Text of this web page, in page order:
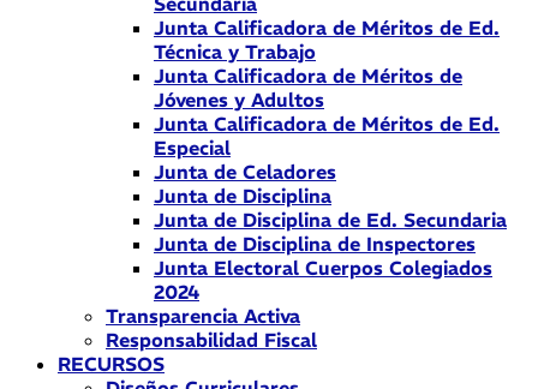
Junta Calificadora de Méritos de Ed.
Técnica y Trabajo
Junta Calificadora de Méritos de
Jóvenes y Adultos
Junta Calificadora de Méritos de Ed.
Especial
Junta de Celadores
Junta de Disciplina
Junta de Disciplina de Ed. Secundaria
Junta de Disciplina de Inspectores
Junta Electoral Cuerpos Colegiados
2024
Transparencia Activa
Responsabilidad Fiscal
RECURSOS